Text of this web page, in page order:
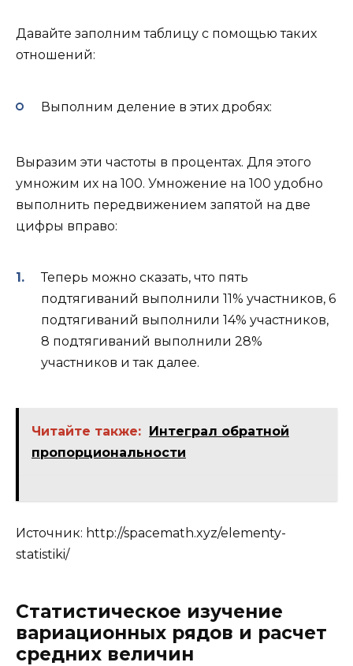
Давайте заполним таблицу с помощью таких
отношений:
Выполним деление в этих дробях:
Выразим эти частоты в процентах. Для этого
умножим их на 100. Умножение на 100 удобно
выполнить передвижением запятой на две
цифры вправо:
Теперь можно сказать, что пять
подтягиваний выполнили 11% участников, 6
подтягиваний выполнили 14% участников,
8 подтягиваний выполнили 28%
участников и так далее.
Читайте также: Интеграл обратной
пропорциональности
Источник: http://spacemath.xyz/elementy-
statistiki/
Статистическое изучение
вариационных рядов и расчет
средних величин